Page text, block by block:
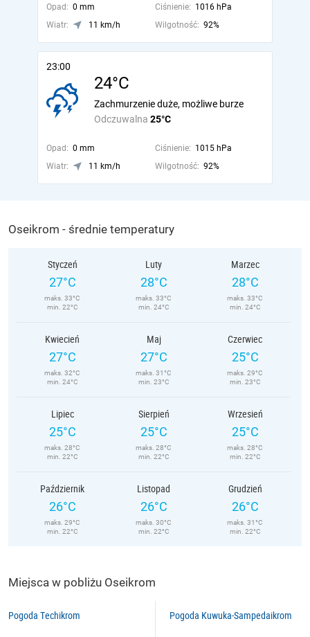
Opad: 0 mm Ciśnienie: 1016 hPa
Wiatr:
11 km/h Wilgotność: 92%
23:00
24°C
Odczuwalna 25°C
Zachmurzenie duże, możliwe burze
Opad: 0 mm Ciśnienie: 1015 hPa
Wiatr:
11 km/h Wilgotność: 92%
Oseikrom - średnie temperatury
Styczeń
27°C
maks. 33°C
min. 22°C
Luty
28°C
maks. 33°C
min. 24°C
Marzec
28°C
maks. 33°C
min. 24°C
Kwiecień
27°C
maks. 32°C
min. 24°C
Maj
27°C
maks. 31°C
min. 23°C
Czerwiec
25°C
maks. 29°C
min. 23°C
Lipiec
25°C
maks. 28°C
min. 22°C
Sierpień
25°C
maks. 28°C
min. 22°C
Wrzesień
25°C
maks. 28°C
min. 22°C
Październik
26°C
maks. 29°C
min. 22°C
Listopad
26°C
maks. 30°C
min. 22°C
Grudzień
26°C
maks. 31°C
min. 22°C
Miejsca w pobliżu Oseikrom
Pogoda Techikrom Pogoda Kuwuka-Sampedaikrom